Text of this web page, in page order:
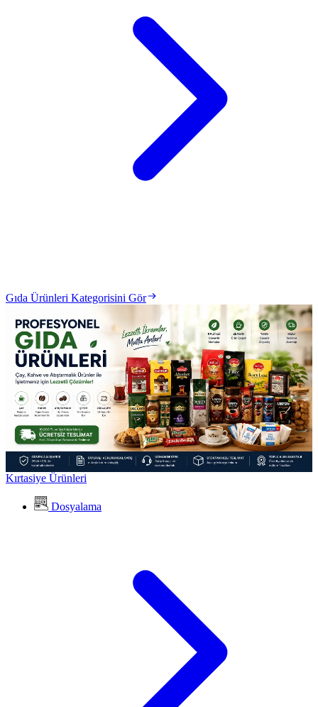
Gıda Ürünleri Kategorisini Gör
Kırtasiye Ürünleri
Dosyalama